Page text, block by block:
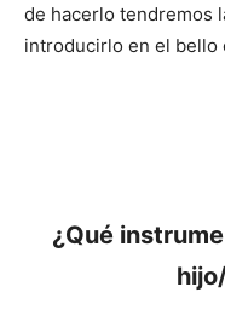
de hacerlo tendremos
introducirlo en el bello
¿Qué